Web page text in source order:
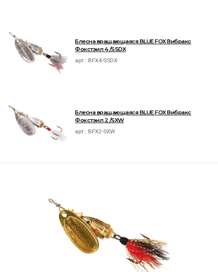
Блесна вращающаяся BLUE FOX Вибракс
Фокстэил 4 /SSDX
арт.: BFX4-SSDX
Блесна вращающаяся BLUE FOX Вибракс
Фокстэил 2 /SXW
арт.: BFX2-SXW